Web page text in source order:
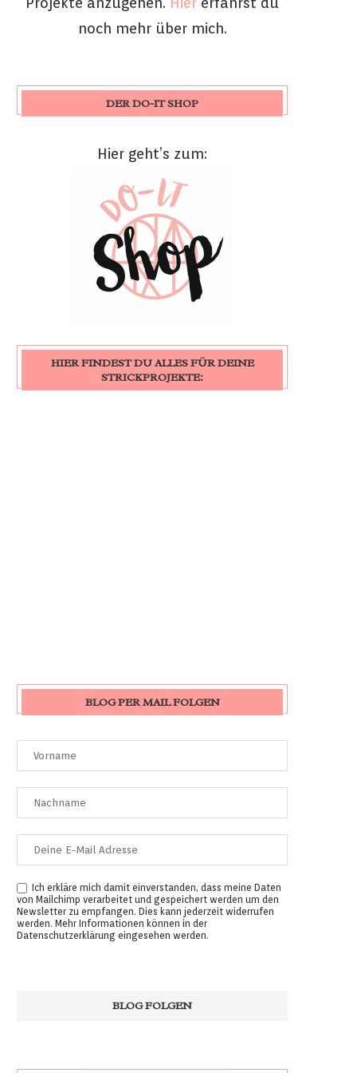
noch mehr über mich.
DER DO-IT SHOP
Hier geht’s zum:
HIER FINDEST DU ALLES FÜR DEINE
STRICKPROJEKTE:
BLOG PER MAIL FOLGEN
Ich erkläre mich damit einverstanden, dass meine Daten
von Mailchimp verarbeitet und gespeichert werden um den
Newsletter zu empfangen. Dies kann jederzeit widerrufen
werden. Mehr Informationen können in der
Datenschutzerklärung eingesehen werden.